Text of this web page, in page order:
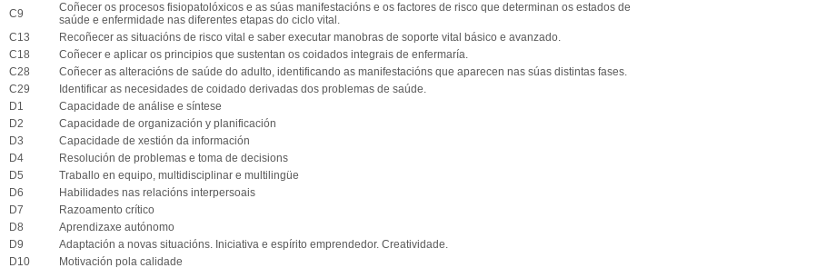
C9
Coñecer os procesos fisiopatolóxicos e as súas manifestacións e os factores de risco que determinan os estados de
saúde e enfermidade nas diferentes etapas do ciclo vital.
C13
Recoñecer as situacións de risco vital e saber executar manobras de soporte vital básico e avanzado.
C18
Coñecer e aplicar os principios que sustentan os coidados integrais de enfermaría.
C28
Coñecer as alteracións de saúde do adulto, identificando as manifestacións que aparecen nas súas distintas fases.
C29
Identificar as necesidades de coidado derivadas dos problemas de saúde.
D1
Capacidade de análise e síntese
D2
Capacidade de organización y planificación
D3
Capacidade de xestión da información
D4
Resolución de problemas e toma de decisions
D5
Traballo en equipo, multidisciplinar e multilingüe
D6
Habilidades nas relacións interpersoais
D7
Razoamento crítico
D8
Aprendizaxe autónomo
D9
Adaptación a novas situacións. Iniciativa e espírito emprendedor. Creatividade.
D10
Motivación pola calidade